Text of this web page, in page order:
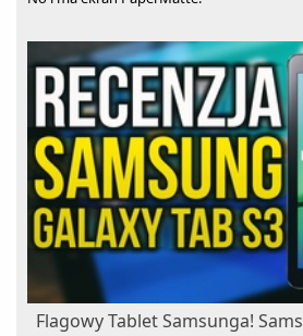
Flagowy Tablet Samsunga!